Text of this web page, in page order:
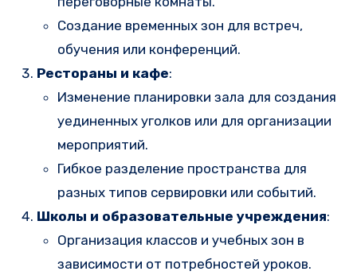
Создание временных зон для встреч,
обучения или конференций.
Рестораны и кафе:
Изменение планировки зала для создания
уединенных уголков или для организации
мероприятий.
Гибкое разделение пространства для
разных типов сервировки или событий.
Школы и образовательные учреждения:
Организация классов и учебных зон в
зависимости от потребностей уроков.